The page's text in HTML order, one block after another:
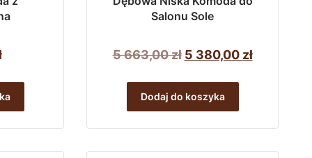
Salonu Sole
5 663,00zł Pierwotna
wynosiła:
5
663,00 zł.
5 380,00 złAktualna
380,00 zł.
Dodaj do koszyka